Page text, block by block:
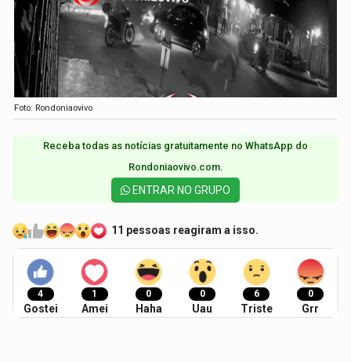
Foto: Rondoniaovivo
Receba todas as notícias gratuitamente no WhatsApp do
Rondoniaovivo.com.​
ENTRAR NO GRUPO
11 pessoas reagiram a isso.
4
Gostei
1
Amei
0
Haha
0
Uau
6
Triste
0
Grr